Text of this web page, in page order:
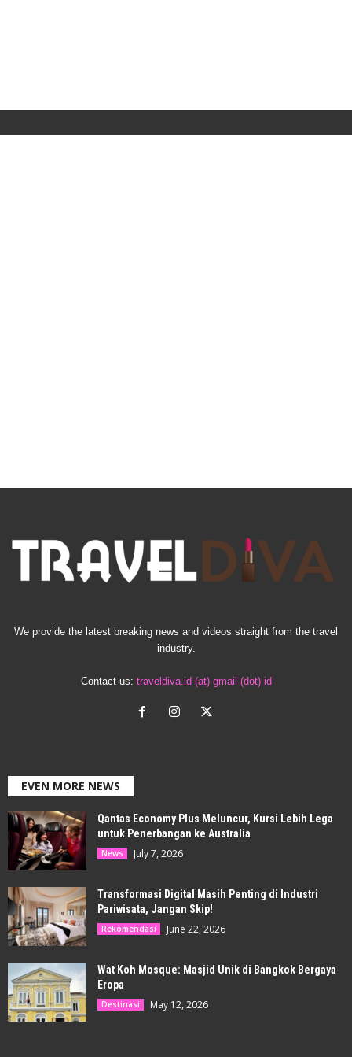
We provide the latest breaking news and videos straight from the travel
industry.
Contact us: traveldiva.id (at) gmail (dot) id
EVEN MORE NEWS
Qantas Economy Plus Meluncur, Kursi Lebih Lega
untuk Penerbangan ke Australia
News July 7, 2026
Transformasi Digital Masih Penting di Industri
Pariwisata, Jangan Skip!
Rekomendasi June 22, 2026
Wat Koh Mosque: Masjid Unik di Bangkok Bergaya
Eropa
Destinasi May 12, 2026